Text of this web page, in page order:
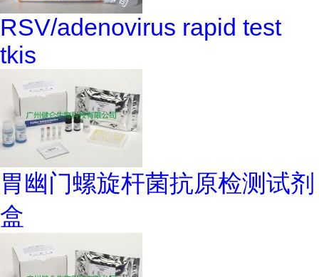
RSV/adenovirus rapid test
tkis
胃幽门螺旋杆菌抗原检测试剂
盒